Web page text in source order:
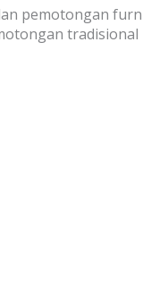
pemotongan
tradisional